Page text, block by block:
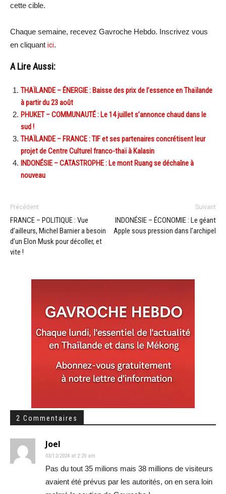
cette cible.
Chaque semaine, recevez Gavroche Hebdo. Inscrivez vous
en cliquant ici.
A Lire Aussi:
THAÏLANDE – ÉNERGIE : Baisse des prix de l’essence en Thaïlande
à partir du 23 août
PHUKET – COMMUNAUTÉ : Le 14 juillet s’annonce chaud dans le
sud !
THAÏLANDE – FRANCE : TIF et ses partenaires concrétisent leur
projet de Centre Culturel franco-thaï à Kalasin
INDONÉSIE – CATASTROPHE : Le mont Ruang se déchaîne à
nouveau
Précédent
FRANCE – POLITIQUE : Vue
d’ailleurs, Michel Barnier a besoin
d’un Elon Musk pour décoller, et
vite !
Suivant
INDONÉSIE – ÉCONOMIE : Le géant
Apple sous pression dans l’archipel
2 Commentaires
Joel
03/12/2024 at 2:20 am
Pas du tout 35 milions mais 38 millions de visiteurs
avaient été prévus par les autorités, on en sera loin